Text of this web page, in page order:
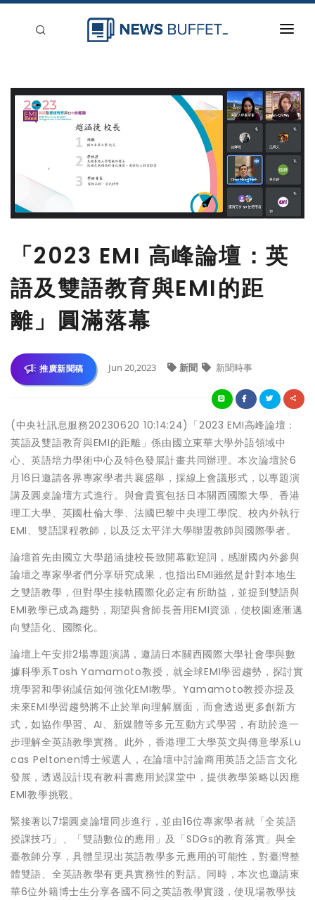
新聞稿分類
登入
「2023 EMI 高峰論壇：英
語及雙語教育與EMI的距
離」圓滿落幕
推廣新聞稿 Jun 20,2023 新聞 新聞時事
(中央社訊息服務20230620 10:14:24)「2023 EMI高峰論壇：
英語及雙語教育與EMI的距離」係由國立東華大學外語領域中
心、英語培力學術中心及特色發展計畫共同辦理。本次論壇於6
月16日邀請各界專家學者共襄盛舉，採線上會議形式，以專題演
講及圓桌論壇方式進行。與會貴賓包括日本關西國際大學、香港
理工大學、英國杜倫大學、法國巴黎中央理工學院、校內外執行
EMI、雙語課程教師，以及泛太平洋大學聯盟教師與國際學者。
論壇首先由國立大學趙涵捷校長致開幕歡迎詞，感謝國內外參與
論壇之專家學者們分享研究成果，也指出EMI雖然是針對本地生
之雙語教學，但對學生接軌國際化必定有所助益，並提到雙語與
EMI教學已成為趨勢，期望與會師長善用EMI資源，使校園逐漸邁
向雙語化、國際化。
論壇上午安排2場專題演講，邀請日本關西國際大學社會學與數
據科學系Tosh Yamamoto教授，就全球EMI學習趨勢，探討實
境學習和學術誠信如何強化EMI教學。Yamamoto教授亦提及
未來EMI學習趨勢將不止於單向理解層面，而會透過更多創新方
式，如協作學習、AI、新媒體等多元互動方式學習，有助於進一
步理解全英語教學實務。此外，香港理工大學英文與傳意學系Lu
cas Peltonen博士候選人，在論壇中討論商用英語之語言文化
發展，透過設計現有教科書應用於課堂中，提供教學策略以因應
EMI教學挑戰。
緊接著以7場圓桌論壇同步進行，並由16位專家學者就「全英語
授課技巧」、「雙語數位的應用」及「SDGs的教育落實」與全
臺教師分享，具體呈現出英語教學多元應用的可能性，對臺灣整
體雙語、全英語教學有更具實務性的對話。同時，本次也邀請東
華6位外籍博士生分享各國不同之英語教學實踐，使現場教學技